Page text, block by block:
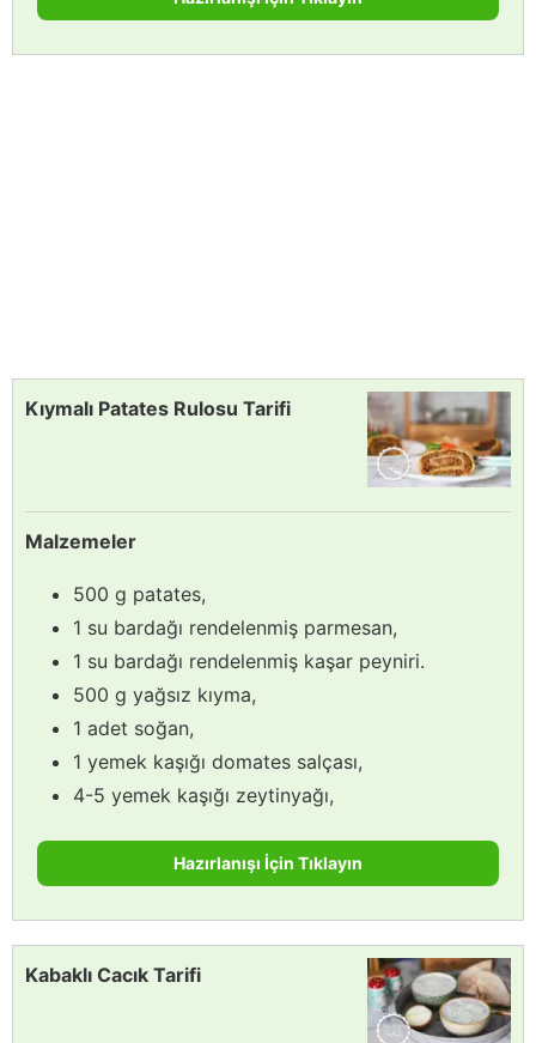
Kıymalı Patates Rulosu Tarifi
Malzemeler
500 g patates,
1 su bardağı rendelenmiş parmesan,
1 su bardağı rendelenmiş kaşar peyniri.
500 g yağsız kıyma,
1 adet soğan,
1 yemek kaşığı domates salçası,
4-5 yemek kaşığı zeytinyağı,
Hazırlanışı İçin Tıklayın
Kabaklı Cacık Tarifi